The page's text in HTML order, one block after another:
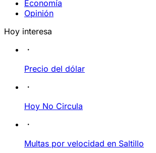
Economía
Opinión
Hoy interesa
Precio del dólar
Hoy No Circula
Multas por velocidad en Saltillo